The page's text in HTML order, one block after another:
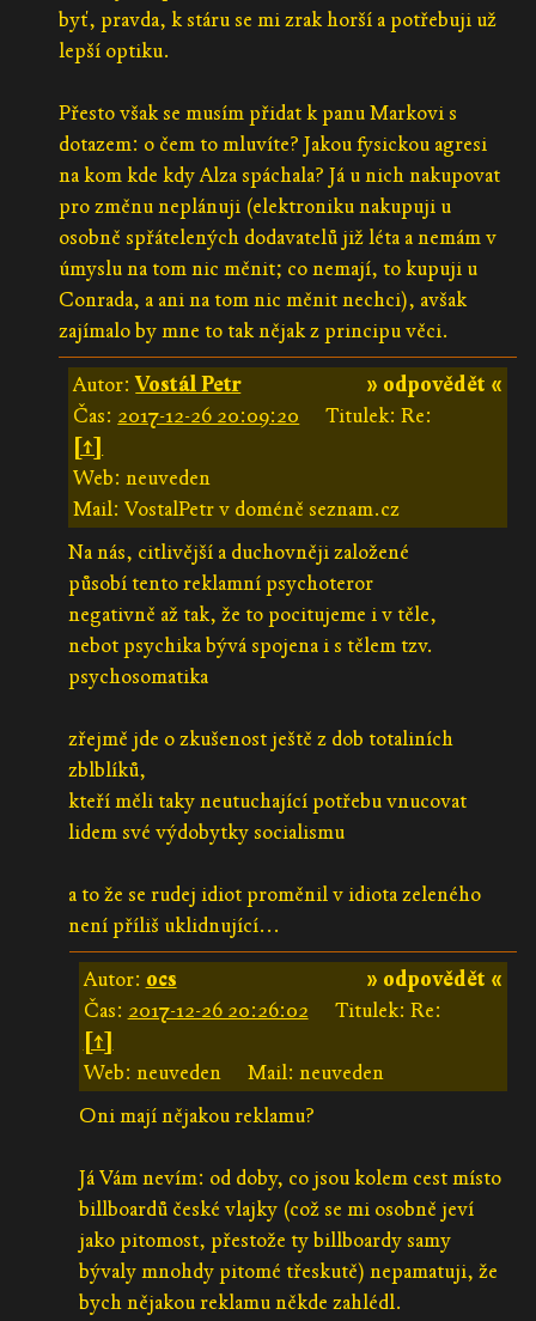
byť, pravda, k stáru se mi zrak horší a potřebuji už
lepší optiku.
Přesto však se musím přidat k panu Markovi s
dotazem: o čem to mluvíte? Jakou fysickou agresi
na kom kde kdy Alza spáchala? Já u nich nakupovat
pro změnu neplánuji (elektroniku nakupuji u
osobně spřátelených dodavatelů již léta a nemám v
úmyslu na tom nic měnit; co nemají, to kupuji u
Conrada, a ani na tom nic měnit nechci), avšak
zajímalo by mne to tak nějak z principu věci.
» odpovědět «
Autor:Vostál Petr
Čas: 2017-12-26 20:09:20
Titulek: Re:
[↑]
Web: neuveden
Mail: VostalPetr v doméně seznam.cz
Na nás, citlivější a duchovněji založené
působí tento reklamní psychoteror
negativně až tak, že to pocitujeme i v těle,
nebot psychika bývá spojena i s tělem tzv.
psychosomatika
zřejmě jde o zkušenost ještě z dob totaliních
zblblíků,
kteří měli taky neutuchající potřebu vnucovat
lidem své výdobytky socialismu
a to že se rudej idiot proměnil v idiota zeleného
není příliš uklidnující...
» odpovědět «
Autor: ocs
Čas: 2017-12-26 20:26:02
Titulek: Re:
[↑]
Web: neuveden
Mail: neuveden
Oni mají nějakou reklamu?
Já Vám nevím: od doby, co jsou kolem cest místo
billboardů české vlajky (což se mi osobně jeví
jako pitomost, přestože ty billboardy samy
bývaly mnohdy pitomé třeskutě) nepamatuji, že
bych nějakou reklamu někde zahlédl.